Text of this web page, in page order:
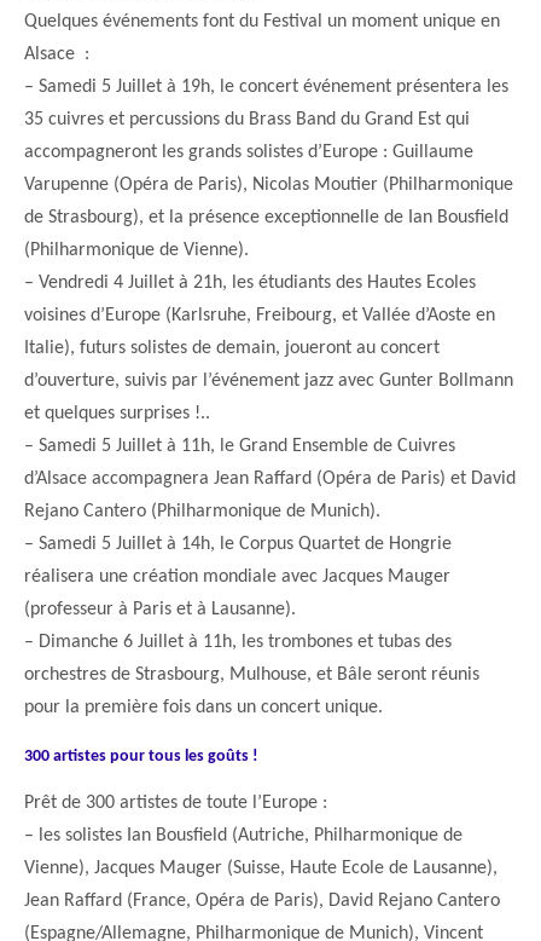
Quelques événements font du Festival un moment unique en
Alsace :
– Samedi 5 Juillet à 19h, le concert événement présentera les
35 cuivres et percussions du Brass Band du Grand Est qui
accompagneront les grands solistes d’Europe : Guillaume
Varupenne (Opéra de Paris), Nicolas Moutier (Philharmonique
de Strasbourg), et la présence exceptionnelle de Ian Bousfield
(Philharmonique de Vienne).
– Vendredi 4 Juillet à 21h, les étudiants des Hautes Ecoles
voisines d’Europe (Karlsruhe, Freibourg, et Vallée d’Aoste en
Italie), futurs solistes de demain, joueront au concert
d’ouverture, suivis par l’événement jazz avec Gunter Bollmann
et quelques surprises !..
– Samedi 5 Juillet à 11h, le Grand Ensemble de Cuivres
d’Alsace accompagnera Jean Raffard (Opéra de Paris) et David
Rejano Cantero (Philharmonique de Munich).
– Samedi 5 Juillet à 14h, le Corpus Quartet de Hongrie
réalisera une création mondiale avec Jacques Mauger
(professeur à Paris et à Lausanne).
– Dimanche 6 Juillet à 11h, les trombones et tubas des
orchestres de Strasbourg, Mulhouse, et Bâle seront réunis
pour la première fois dans un concert unique.
300 artistes pour tous les goûts !
Prêt de 300 artistes de toute l’Europe :
– les solistes Ian Bousfield (Autriche, Philharmonique de
Vienne), Jacques Mauger (Suisse, Haute Ecole de Lausanne),
Jean Raffard (France, Opéra de Paris), David Rejano Cantero
(Espagne/Allemagne, Philharmonique de Munich), Vincent